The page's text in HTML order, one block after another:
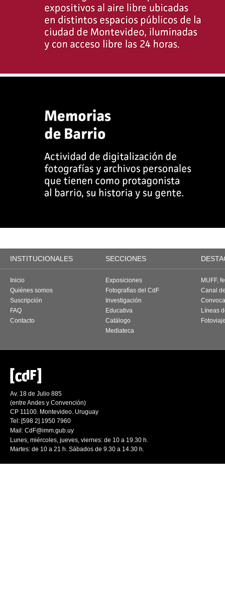
INSTITUCIONALES SECCIONES
Inicio
Quiénes somos
Suscripción
FAQ
Contacto
Exposiciones
Fotografías del CdF
Investigación
Educativa
Catálogo
Mediateca
MUFF,
Canal
Líneas
Av. 18 de Julio 885
(entre Andes y Convención)
CP 11100. Montevideo. Uruguay
Tel: [598 2] 1950 7960
Mail: CdF@imm.gub.uy
Lunes, miércoles, jueves, viernes: de 10 a 19.30 h.
Martes: de 10 a 21 h. Sábados de 9.30 a 14.30 h.